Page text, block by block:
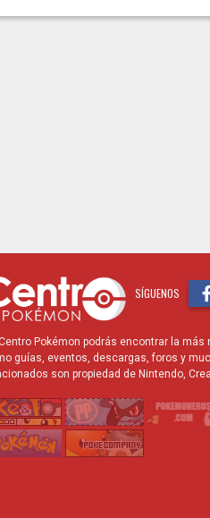
SÍGUENOS
Pokémon podrás encontrar la
guías, eventos, descargas, foros y
son propiedad de Nintendo,